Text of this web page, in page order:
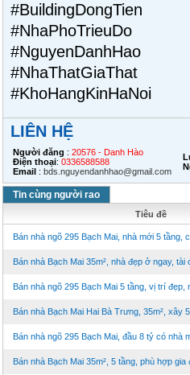
#BuildingDongTien
#NhaPhoTrieuDo
#NguyenDanhHao
#NhaThatGiaThat
#KhoHangKinHaNoi
LIÊN HỆ
Người đăng : 20576 - Danh Hào
Điện thoại: 0336588588
Email : bds.nguyendanhhao@gmail.com
Tin cùng người rao
Tiêu đề
Bán nhà ngõ 295 Bạch Mai, nhà mới 5 tầng,
Bán nhà Bạch Mai 35m², nhà đẹp ở ngay, tài
Bán nhà ngõ 295 Bạch Mai 5 tầng, vị trí đẹp,
Bán nhà Bạch Mai Hai Bà Trưng, 35m², xây
Bán nhà ngõ 295 Bạch Mai, đầu 8 tỷ có nhà
Bán nhà Bạch Mai 35m², 5 tầng, phù hợp